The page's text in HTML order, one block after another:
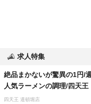
求人特集
絶品まかないが驚異の1円/
人気ラーメンの調理/四天王
四天王 道頓堀店